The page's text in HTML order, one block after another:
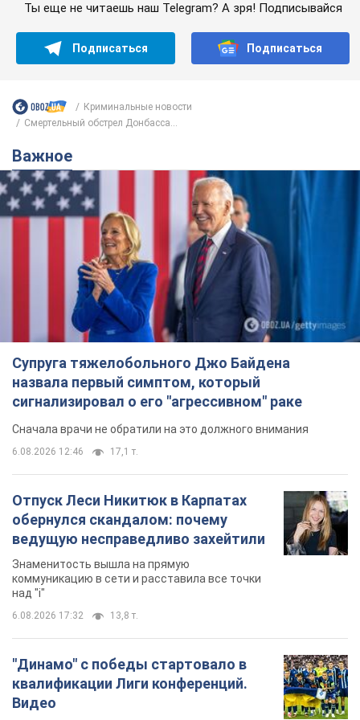
Ты еще не читаешь наш Telegram? А зря! Подписывайся
Подписаться Подписаться
Криминальные новости
Смертельный обстрел Донбасса...
Важное
Супруга тяжелобольного Джо Байдена
назвала первый симптом, который
сигнализировал о его "агрессивном" раке
Сначала врачи не обратили на это должного внимания
6.08.2026 12:46 17,1 т.
Отпуск Леси Никитюк в Карпатах
обернулся скандалом: почему
ведущую несправедливо захейтили
Знаменитость вышла на прямую
коммуникацию в сети и расставила все точки
над "i"
6.08.2026 17:32 13,8 т.
"Динамо" с победы стартовало в
квалификации Лиги конференций.
Видео